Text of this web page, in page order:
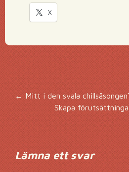
X
← Mitt i den svala
Skapa
Lämna ett svar